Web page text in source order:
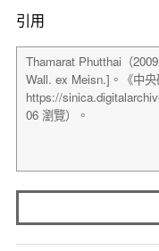
引用